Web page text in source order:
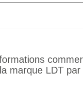
marque LDT